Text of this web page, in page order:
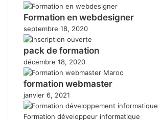
Formation en webdesigner
septembre 18, 2020
pack de formation
décembre 18, 2020
formation webmaster
janvier 6, 2021